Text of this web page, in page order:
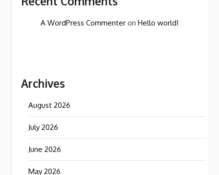
A WordPress Commenter onHello world!
Archives
August 2026
July 2026
June 2026
May 2026